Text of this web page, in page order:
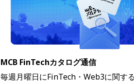
MCB FinTechカタログ通信
毎週月曜日にFinTech・Web3に関す